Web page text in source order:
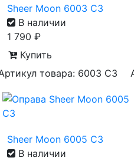
Sheer Moon 6003 С3
В наличии
1 790 ₽
Купить
товара: 6003 С3
Sheer Moon 6005 С3
В наличии